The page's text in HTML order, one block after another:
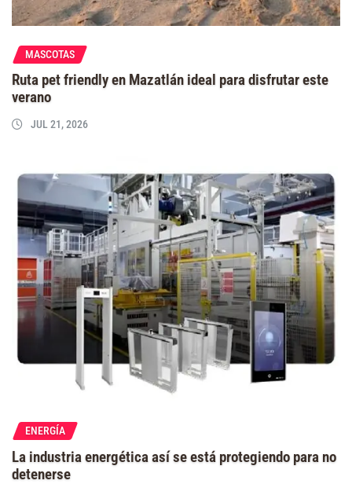
MASCOTAS
Ruta pet friendly en Mazatlán ideal para disfrutar este
verano
JUL 21, 2026
ENERGÍA
La industria energética así se está protegiendo para no
detenerse